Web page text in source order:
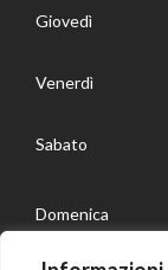
Giovedì
Venerdì
Sabato
Domenica